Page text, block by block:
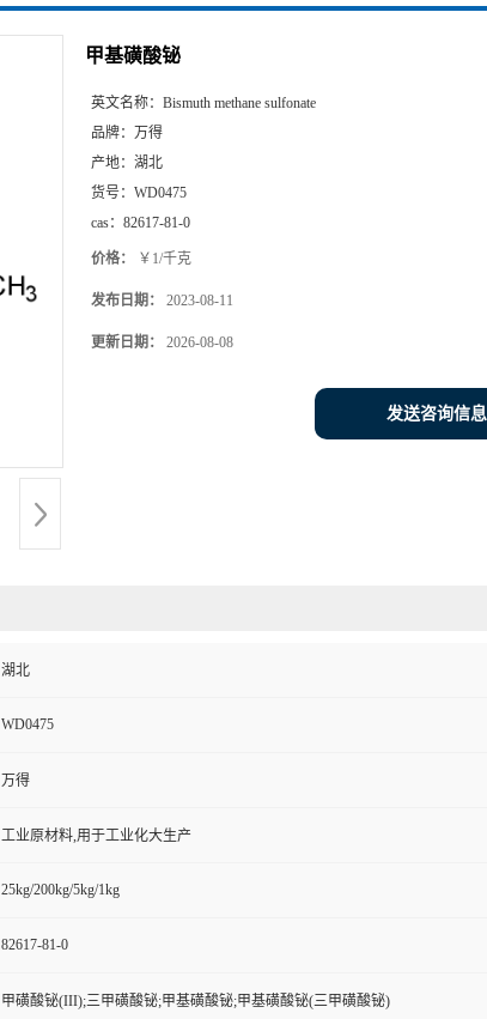
甲基磺酸铋
英文名称： Bismuth methane sulfonate
品牌： 万得
产地： 湖北
货号： WD0475
cas： 82617-81-0
价格： ￥1/千克
发布日期： 2023-08-11
更新日期： 2026-08-08
发送咨询信息
湖北
WD0475
万得
工业原材料,用于工业化大生产
25kg/200kg/5kg/1kg
82617-81-0
甲磺酸铋(III);三甲磺酸铋;甲基磺酸铋;甲基磺酸铋(三甲磺酸铋)